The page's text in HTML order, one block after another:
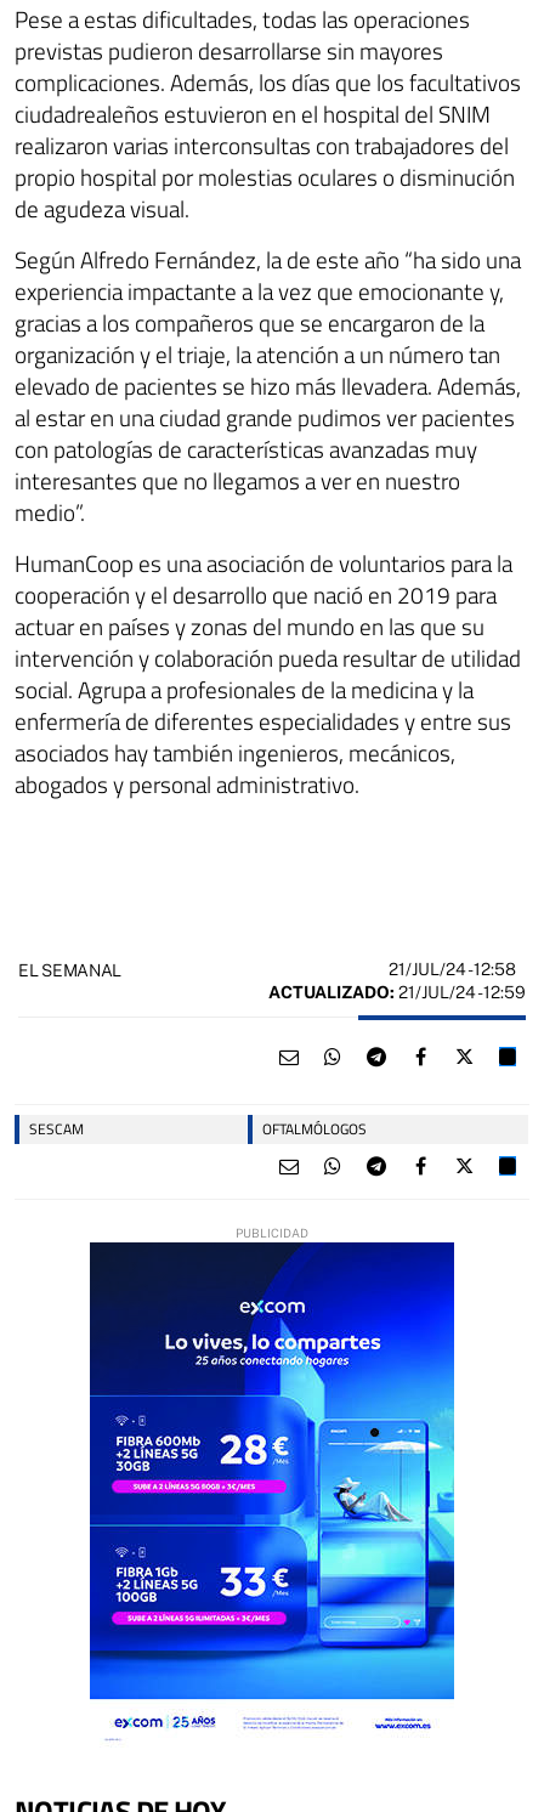
Pese a estas dificultades, todas las operaciones
previstas pudieron desarrollarse sin mayores
complicaciones. Además, los días que los facultativos
ciudadrealeños estuvieron en el hospital del SNIM
realizaron varias interconsultas con trabajadores del
propio hospital por molestias oculares o disminución
de agudeza visual.
Según Alfredo Fernández, la de este año “ha sido una
experiencia impactante a la vez que emocionante y,
gracias a los compañeros que se encargaron de la
organización y el triaje, la atención a un número tan
elevado de pacientes se hizo más llevadera. Además,
al estar en una ciudad grande pudimos ver pacientes
con patologías de características avanzadas muy
interesantes que no llegamos a ver en nuestro
medio”.
HumanCoop es una asociación de voluntarios para la
cooperación y el desarrollo que nació en 2019 para
actuar en países y zonas del mundo en las que su
intervención y colaboración pueda resultar de utilidad
social. Agrupa a profesionales de la medicina y la
enfermería de diferentes especialidades y entre sus
asociados hay también ingenieros, mecánicos,
abogados y personal administrativo.
EL SEMANAL 21/JUL/24- 12:58
ACTUALIZADO: 21/JUL/24 - 12:59
SESCAM OFTALMÓLOGOS